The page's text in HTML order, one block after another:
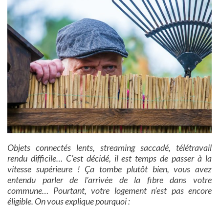
Objets connectés lents, streaming saccadé, télétravail
rendu difficile… C’est décidé, il est temps de passer à la
vitesse supérieure ! Ça tombe plutôt bien, vous avez
entendu parler de l’arrivée de la fibre dans votre
commune… Pourtant, votre logement n’est pas encore
éligible. On vous explique pourquoi :